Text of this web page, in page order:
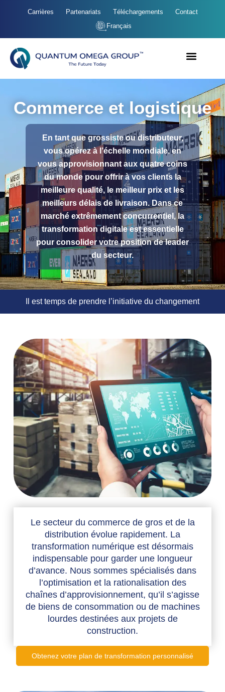
Carrières Partenariats Téléchargements
Contact
Français
Commerce et logistique
En tant que grossiste ou distributeur,
vous opérez à l’échelle mondiale, en
vous approvisionnant aux quatre coins
du monde pour offrir à vos clients la
meilleure qualité, le meilleur prix et les
meilleurs délais de livraison. Dans ce
marché extrêmement concurrentiel, la
transformation digitale est essentielle
pour consolider votre position de leader
du secteur.
Il est temps de prendre l’initiative du changement
Le secteur du commerce de gros et de la
distribution évolue rapidement. La
transformation numérique est désormais
indispensable pour garder une longueur
d’avance. Nous sommes spécialisés dans
l’optimisation et la rationalisation des
chaînes d’approvisionnement, qu’il s’agisse
de biens de consommation ou de machines
lourdes destinées aux projets de
construction.
Obtenez votre plan de transformation personnalisé